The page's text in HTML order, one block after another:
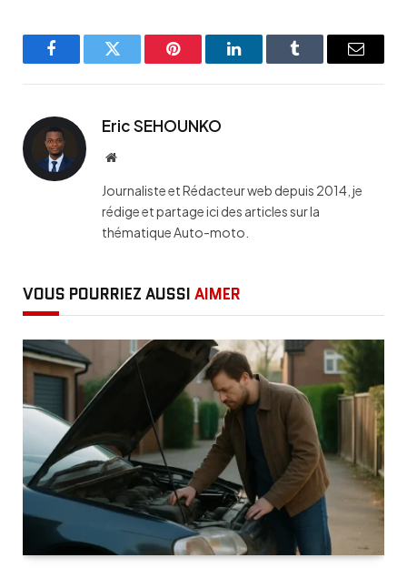
FacebookTwitter Pinterest LinkedInTumblr Email
Eric SEHOUNKO
Website
Journaliste et Rédacteur web depuis 2014, je
rédige et partage ici des articles sur la
thématique Auto-moto.
VOUS POURRIEZ AUSSI AIMER